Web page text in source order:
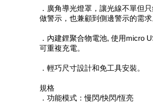
．廣角導光燈罩，讓光線不單但
做警示，也兼顧到側邊警示的需求
．內建鋰聚合物電池, 使用micro
可重複充電。
．輕巧尺寸設計和免工具安裝。
規格
．功能模式：慢閃/快閃/恆亮